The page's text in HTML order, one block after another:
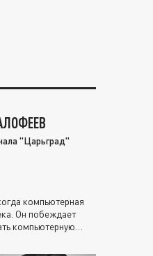
"Царьград"
компьютерная
Он побеждает
компьютерную